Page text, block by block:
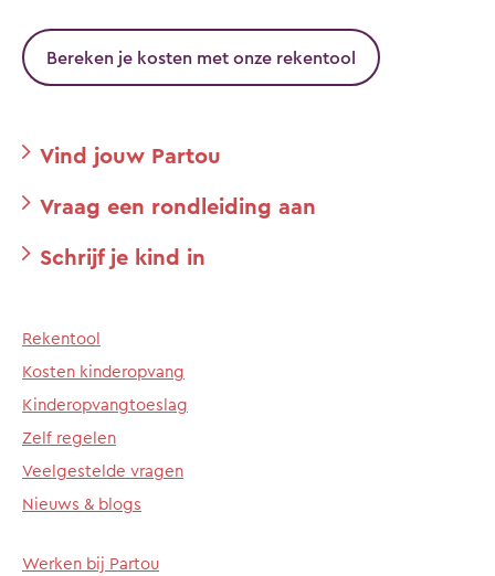
Bereken je kosten met onze rekentool
Vind jouw Partou
Vraag een rondleiding aan
Schrijf je kind in
Rekentool
Kosten kinderopvang
Kinderopvangtoeslag
Zelf regelen
Veelgestelde vragen
Nieuws & blogs
Werken bij Partou